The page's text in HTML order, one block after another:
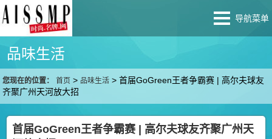
导航菜单
品味生活
您现在的位置： 首页 > 品味生活 >首届GoGreen王者争霸赛 | 高尔夫球友
齐聚广州天河放大招
首届GoGreen王者争霸赛 | 高尔夫球友齐聚广州天